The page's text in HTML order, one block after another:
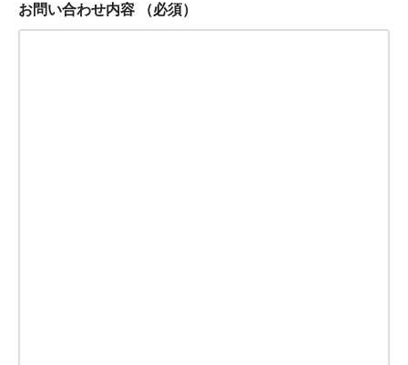
お問い合わせ内容 （必須）